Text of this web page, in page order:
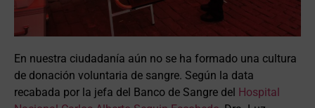
En nuestra ciudadanía aún no se ha formado una cultura
de donación voluntaria de sangre. Según la data
recabada por la jefa del Banco de Sangre del Hospital